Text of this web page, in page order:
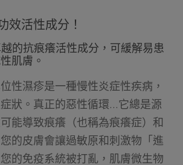
效活性成分！
的抗痕癢活性成分，可緩解易患
肌膚。
性濕疹是一種慢性炎症性疾病，
狀。真正的惡性循環...它總是源
能導致痕癢（也稱為痕癢症）和
的皮膚會讓過敏原和刺激物「進
的免疫系統被打亂，肌膚微生物